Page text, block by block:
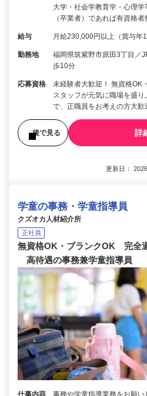
大学・社会学教育学・心理
（卒業者）であれば有資格
給与 月給230,000円以上（賞与年
勤務地
福岡県筑紫野市原田3丁目／
歩10分
応募資格
未経験者大歓迎！ 無資格
スタッフが元気に職場を盛
で、正職員をお考えの方大
後で見る 詳
更新日：
学童の事務・学童指導員
クズオカ人材紹介所
正社員
無資格OK・ブランクOK 完全
高待遇の事務兼学童指導員
仕事内容
事務や学童指導業務をお願い